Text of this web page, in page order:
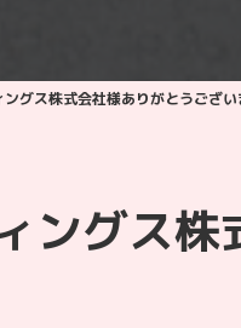
グス株式会社様ありがとうござい
ングス株